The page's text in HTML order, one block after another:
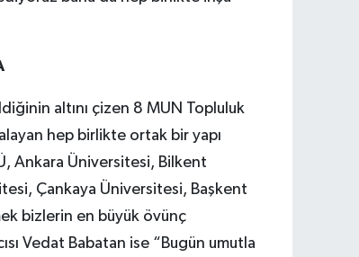
altını çizen 8 MUN Topluluk
hep birlikte ortak bir yapı
Ankara Üniversitesi, Bilkent
Çankaya Üniversitesi, Başkent
bizlerin en büyük övünç
Vedat Babatan ise “Bugün umutla